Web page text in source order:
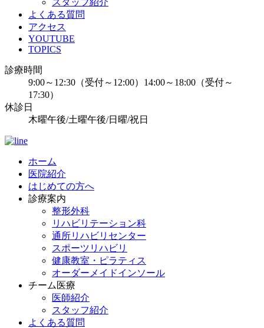
スタッフ紹介
よくある質問
アクセス
YOUTUBE
TOPICS
診療時間
9:00～12:30（受付～12:00）14:00～18:00（受付～
17:30）
休診日
木曜午後/土曜午後/日曜/祝日
ホーム
医院紹介
はじめての方へ
診療案内
整形外科
リハビリテーション科
通所リハビリセンター
スポーツリハビリ
健康教室・ピラティス
オーダーメイドインソール
チーム医療
医師紹介
スタッフ紹介
よくある質問